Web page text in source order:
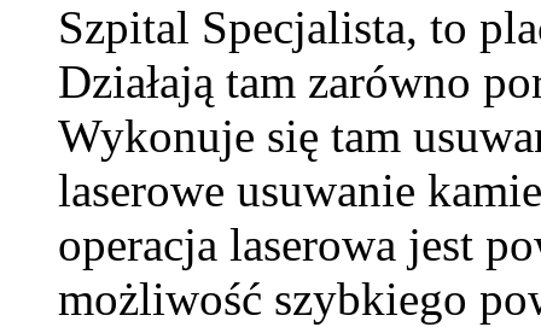
Szpital Specjalista, to
Działają tam zarówno
Wykonuje się tam
laserowe usuwanie
operacja laserowa jest
możliwość szybkiego